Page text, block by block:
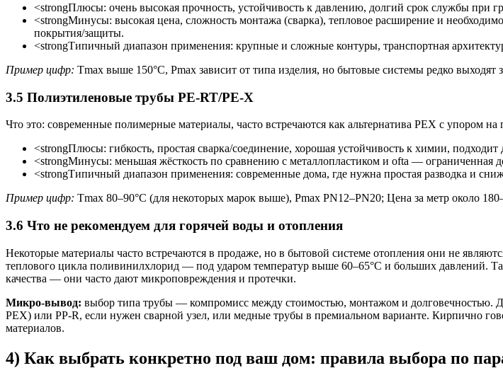
<strongПлюсы: очень высокая прочность, устойчивость к давлению, долгий срок службы при
<strongМинусы: высокая цена, сложность монтажа (сварка), тепловое расширение и
покрытия/защиты.
<strongТипичный диапазон применения: крупные и сложные контуры, транспортная
Пример цифр: Tmax выше 150°C, Pmax зависит от типа изделия, но бытовые системы редко выходят
3.5 Полиэтиленовые трубы PE-RT/PE-X
Что это: современные полимерные материалы, часто встречаются как альтернатива PEX с упором
<strongПлюсы: гибкость, простая сварка/соединение, хорошая устойчивость к химии, подходит
<strongМинусы: меньшая жёсткость по сравнению с металлопластиком и ofta — ограниченная
<strongТипичный диапазон применения: современные дома, где нужна простая разводка и
Пример цифр: Tmax 80–90°C (для некоторых марок выше), Pmax PN12–PN20; Цена за метр около
3.6 Что не рекомендуем для горячей воды и отопления
Некоторые материалы часто встречаются в продаже, но в бытовой системе отопления они не
теплового цикла поливинилхлорид — под ударом температур выше 60–65°C и больших давлений.
качества — они часто дают микроповреждения и протечки.
Микро-вывод: выбор типа трубы — компромисс между стоимостью, монтажом и долговечностью.
PEX) или PP-R, если нужен сварной узел, или медные трубы в премиальном варианте. Кирпично
материалов.
4) Как выбрать конкретно под ваш дом: правила выбора по